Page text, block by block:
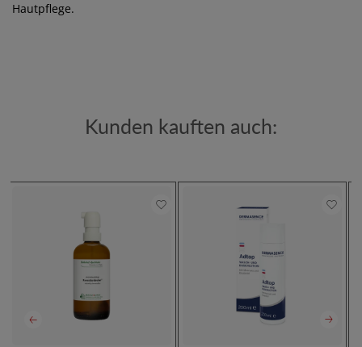
Hautpflege.
Kunden kauften auch: